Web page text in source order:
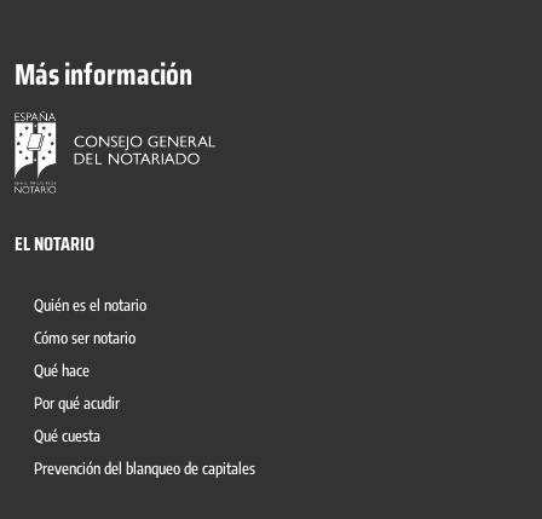
Más información
EL NOTARIO
Quién es el notario
Cómo ser notario
Qué hace
Por qué acudir
Qué cuesta
Prevención del blanqueo de capitales